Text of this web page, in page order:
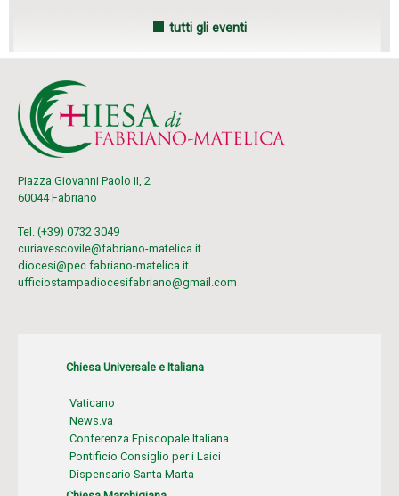
tutti gli eventi
Piazza Giovanni Paolo II, 2
60044 Fabriano
Tel. (+39) 0732 3049
curiavescovile@fabriano-matelica.it
diocesi@pec.fabriano-matelica.it
ufficiostampadiocesifabriano@gmail.com
Chiesa Universale e Italiana
Vaticano
News.va
Conferenza Episcopale Italiana
Pontificio Consiglio per i Laici
Dispensario Santa Marta